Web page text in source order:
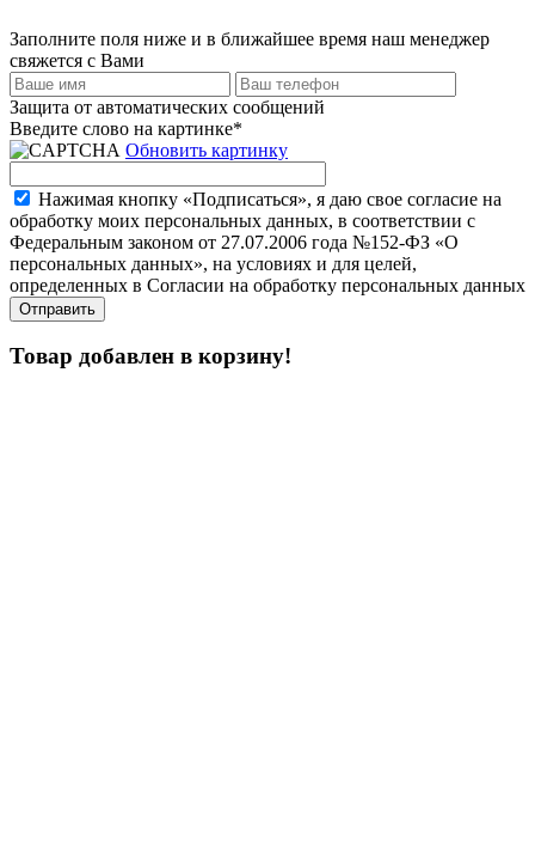
Заполните поля ниже и в ближайшее время наш менеджер
свяжется с Вами
Защита от автоматических сообщений
Введите слово на картинке*
Обновить картинку
Нажимая кнопку «Подписаться», я даю свое согласие на
обработку моих персональных данных, в соответствии с
Федеральным законом от 27.07.2006 года №152-ФЗ «О
персональных данных», на условиях и для целей,
определенных в Согласии на обработку персональных данных
Товар добавлен в корзину!